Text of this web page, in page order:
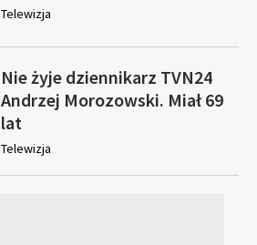
Telewizja
Nie żyje dziennikarz TVN24
Andrzej Morozowski. Miał 69
lat
Telewizja